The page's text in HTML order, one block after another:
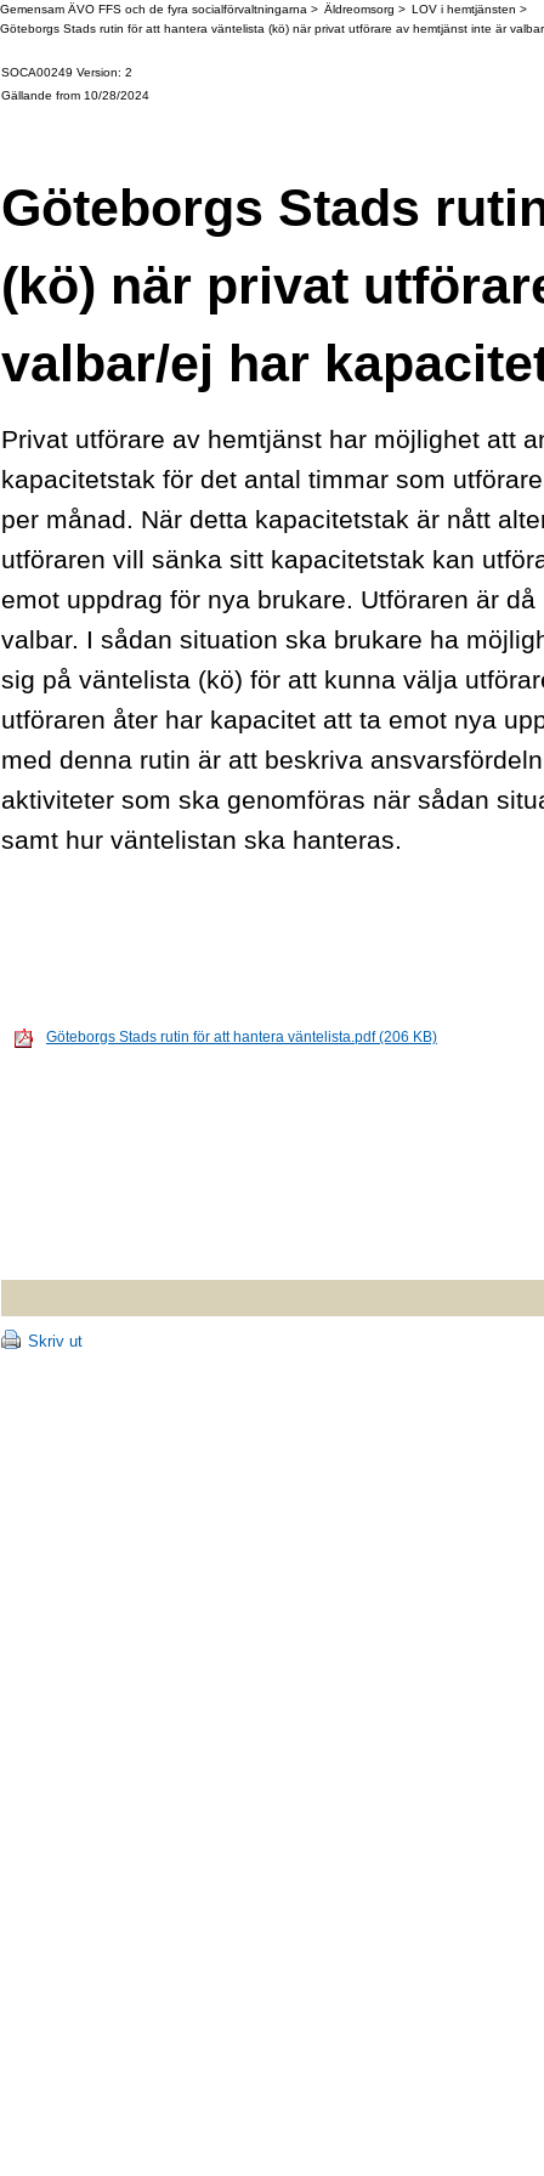
Gemensam ÄVO FFS och de fyra socialförvaltningarna Äldreomsorg
LOV i hemtjänsten
Göteborgs Stads rutin för att hantera väntelista (kö) när privat utförare av hemtjänst inte är
SOCA00249 Version: 2
Gällande from 10/28/2024
Göteborgs Stads
(kö) när privat
valbar/ej har
Privat utförare av hemtjänst har möjlighet att
kapacitetstak för det antal timmar som
per månad. När detta kapacitetstak är nått
utföraren vill sänka sitt kapacitetstak kan
emot uppdrag för nya brukare. Utföraren är då
valbar. I sådan situation ska brukare ha
sig på väntelista (kö) för att kunna välja
utföraren åter har kapacitet att ta emot nya
med denna rutin är att beskriva
aktiviteter som ska genomföras när sådan
samt hur väntelistan ska hanteras.
Göteborgs Stads rutin för att hantera väntelista.pdf (206 KB)
Skriv ut